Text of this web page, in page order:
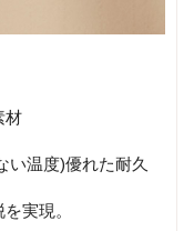
材
温度)優れた耐久
実現。